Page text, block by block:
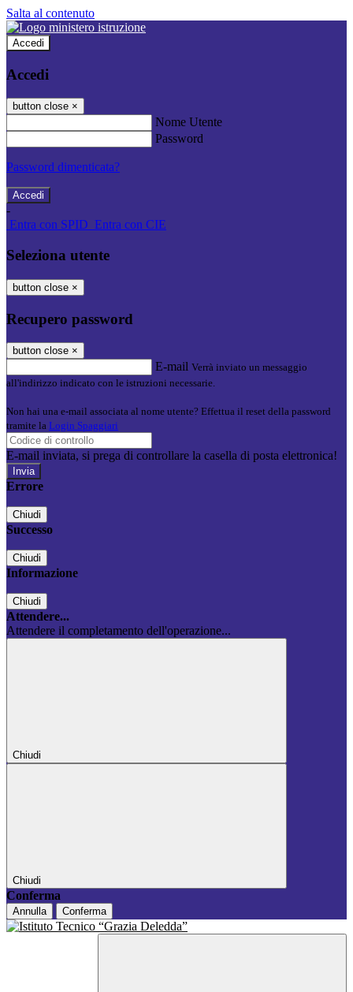
Salta al contenuto
Accedi
Accedi
button close ×
Nome Utente
Password
Password dimenticata?
-
Entra con SPID Entra con CIE
Seleziona utente
button close ×
Recupero password
button close ×
E-mail Verrà inviato un messaggio
all'indirizzo indicato con le istruzioni necessarie.
Non hai una e-mail associata al nome utente? Effettua il reset della password
tramite la Login Spaggiari
E-mail inviata, si prega di controllare la casella di posta elettronica!
Errore
Chiudi
Successo
Chiudi
Informazione
Chiudi
Attendere...
Attendere il completamento dell'operazione...
Chiudi
Chiudi
Conferma
Annulla Conferma